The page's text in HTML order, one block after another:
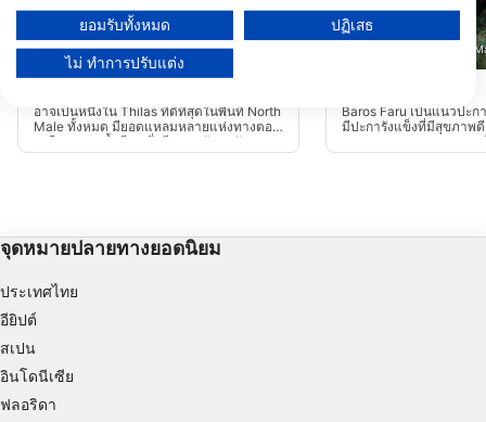
DivePoint Hudhuran Fushi, 20193 Male
อาจเป็นหนึ่งใน Thilas ที่ดีที่สุดในพื้นที่ North
Male ทั้งหมด มียอดแหลมหลายแห่งทางตอน
เหนือของแม่น้ำธีลา ซึ่งมีปลาหลักอาศัยอยู่
พร้อมด้วยปะการังที่สวยงามและกัลปังหา การ
Sub Oceanic at Hilton
Baros Faru เป็นแนวปะก
มีปะการังแข็งที่มีสุขภาพ
สุดของทะเลสาบ Baros
เด่นมากเนื่องจากด้านล่า
จุดหมายปลายทางยอดนิยม
ประเทศไทย
อียิปต์
สเปน
อินโดนีเซีย
ฟลอริดา
ความยินยอมของคุณและนโยบาย cookie มีผลกับเว็บไซต์/แอปนี้เท่านั้น
ดูรายชื่อพันธมิตร (1 ผู้จำหน่าย IAB)
เราใช้ข้อมูลของคุณเพื่อวัตถุประสงค์ดังต่อไปนี้:
Store and/or access information on a device
Use profiles to select personalised
Measure advertising performance
ยอมรับทั้งหมด ปฏิเสธ
ไม่ ทำการปรับแต่ง